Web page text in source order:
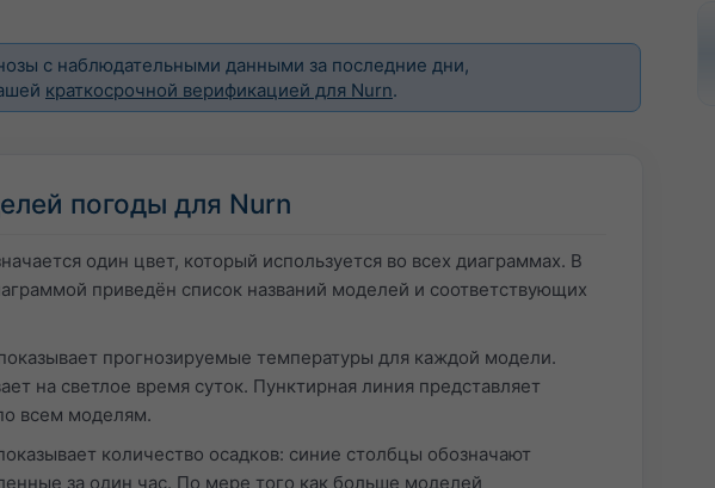
с наблюдательными данными за последние дни,
краткосрочной верификацией для Nurn.
погоды для Nurn
один цвет, который используется во всех диаграммах. В
приведён список названий моделей и соответствующих
прогнозируемые температуры для каждой модели.
на светлое время суток. Пунктирная линия представляет
всем моделям.
количество осадков: синие столбцы обозначают
за один час. По мере того как больше моделей